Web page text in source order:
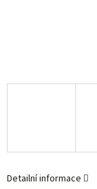
Detailní informace